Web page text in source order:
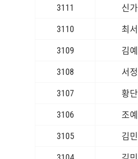
3111 신
3110 최
3109 김
3108 서
3107 황단
3106 조
3105 김민